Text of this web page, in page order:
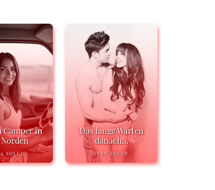
Camper in
SOLEIL
Das lange Warten
danach…
SVEN SOLGE